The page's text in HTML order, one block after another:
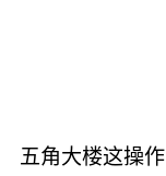
五角大楼这操